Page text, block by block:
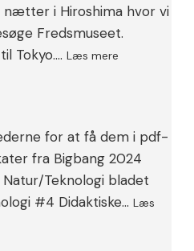
nætter i Hiroshima hvor vi
Fredsmuseet.
Tokyo.… Læs mere
JANUAR
2025
for at få dem i pdf-
fra Bigbang 2024
Teknologi bladet
#4 Didaktiske… Læs